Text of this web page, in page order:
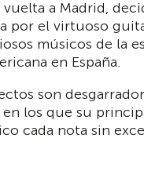
vuelta a Madrid,
por el virtuoso
músicos de la
en España.
son
en los que su
cada nota sin